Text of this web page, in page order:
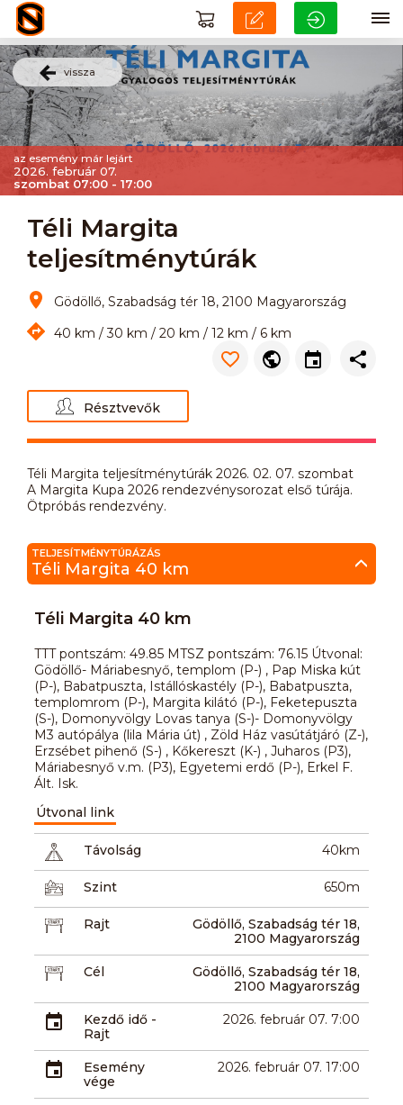
vissza
az esemény már lejárt
2026. február 07.
szombat 07:00 - 17:00
Téli Margita
teljesítménytúrák
Gödöllő, Szabadság tér 18, 2100 Magyarország
40 km / 30 km / 20 km / 12 km / 6 km
Résztvevők
Téli Margita teljesítménytúrák 2026. 02. 07. szombat
A Margita Kupa 2026 rendezvénysorozat első túrája.
Ötpróbás rendezvény.
TELJESÍTMÉNYTÚRÁZÁS
Téli Margita 40 km
Téli Margita 40 km
TTT pontszám: 49.85 MTSZ pontszám: 76.15 Útvonal:
Gödöllő- Máriabesnyő, templom (P-) , Pap Miska kút
(P-), Babatpuszta, Istállóskastély (P-), Babatpuszta,
templomrom (P-), Margita kilátó (P-), Feketepuszta
(S-), Domonyvölgy Lovas tanya (S-)- Domonyvölgy
M3 autópálya (lila Mária út) , Zöld Ház vasútátjáró (Z-),
Erzsébet pihenő (S-) , Kőkereszt (K-) , Juharos (P3),
Máriabesnyő v.m. (P3), Egyetemi erdő (P-), Erkel F.
Ált. Isk.
Útvonal link
Távolság 40km
Szint 650m
Rajt
Gödöllő, Szabadság tér 18,
2100 Magyarország
Cél
Gödöllő, Szabadság tér 18,
2100 Magyarország
Kezdő idő -
Rajt
2026. február 07. 7:00
Esemény
vége
2026. február 07. 17:00